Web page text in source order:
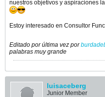
nuestros objetivos y aspiraciones
Estoy interesado en Consultor
Editado por última vez por
palabras muy grande
luisaceberg
Junior Member